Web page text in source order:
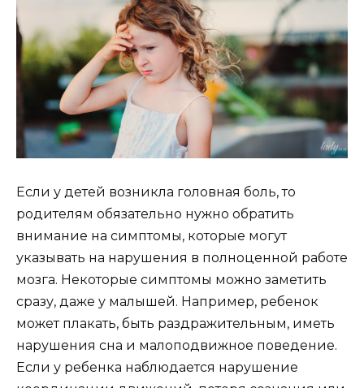
Если у детей возникла головная боль, то
родителям обязательно нужно обратить
внимание на симптомы, которые могут
указывать на нарушения в полноценной работе
мозга. Некоторые симптомы можно заметить
сразу, даже у малышей. Например, ребенок
может плакать, быть раздражительным, иметь
нарушения сна и малоподвижное поведение.
Если у ребенка наблюдается нарушение